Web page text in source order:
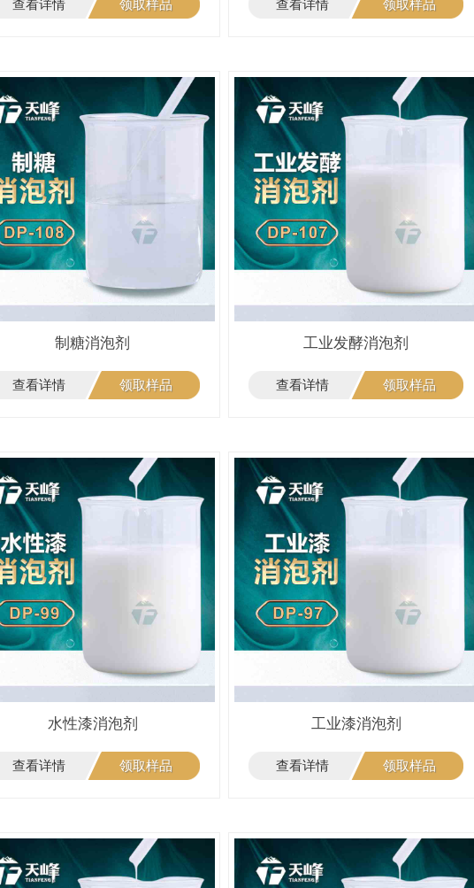
查看详情 领取样品 查看详情 领取样品
制糖消泡剂
查看详情 领取样品
工业发酵消泡剂
查看详情 领取样品
水性漆消泡剂
查看详情 领取样品
工业漆消泡剂
查看详情 领取样品